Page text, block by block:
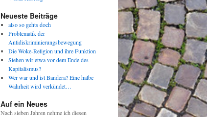
Neueste Beiträge
also so gehts doch
Problematik der
Antidiskriminierungsbewegung
Die Woke-Religion und ihre Funktion
Stehen wir etwa vor dem Ende des
Kapitalismus?
Wer war und ist Bandera? Eine halbe
Wahrheit wird verkündet…
Auf ein Neues
Nach sieben Jahren nehme ich diesen